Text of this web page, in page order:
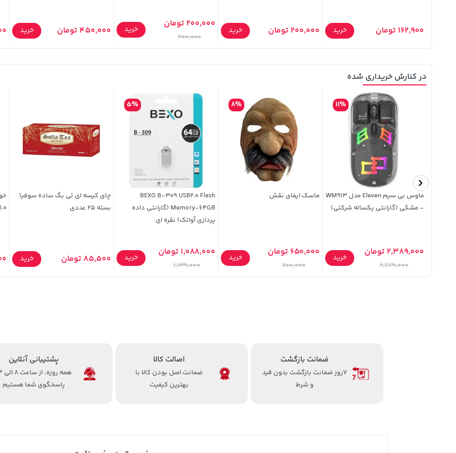
162,900 تومان خرید 200,000 تومان خرید
200,000 تومان
200,000
خرید 450,000 تومان خرید
در کنارش خریداری شده
ماوس بی سیم Eleven مدل WM913
- مشکی (گارانتی یکساله شرکتی)
11%
2,389,000 تومان
2,679,000
خرید
ماسک ایفای نقش
8%
650,000 تومان
700,000
خرید
BEXO B-309 USB2.0 Flash
Memory-64GB (گارانتی داده
پردازی آواتک) نقره ای
5%
1,088,000 تومان
1,139,000
خرید
چای کیسه ای تی بگ ساده سوفیا
بسته 25 عددی
85,500 تومان خرید
1.0 میلی متری
ضمانت بازگشت
7روز ضمانت بازگشت بدون قید
و شرط
اصالت کالا
ضمانت اصل بودن کالا با
بهترین کیفیت
پشتیبانی آنلاین
همه
پاسخگوی شما هستیم